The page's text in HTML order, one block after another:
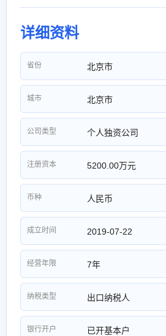
详细资料
省份 北京市
城市 北京市
公司类型 个人独资公司
注册资本 5200.00万元
币种 人民币
成立时间 2019-07-22
经营年限 7年
纳税类型 出口纳税人
银行开户 已开基本户